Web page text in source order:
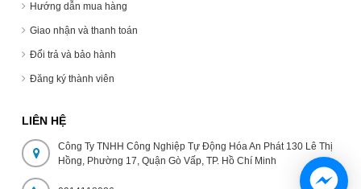
Hướng dẫn mua hàng
Giao nhận và thanh toán
Đổi trả và bảo hành
Đăng ký thành viên
LIÊN HỆ
Công Ty TNHH Công Nghiệp Tự Động Hóa An Phát 130 Lê Thị
Hồng, Phường 17, Quận Gò Vấp, TP. Hồ Chí Minh